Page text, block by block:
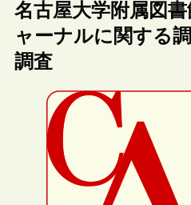
名古屋大学附属図
ャーナルに関する
調査